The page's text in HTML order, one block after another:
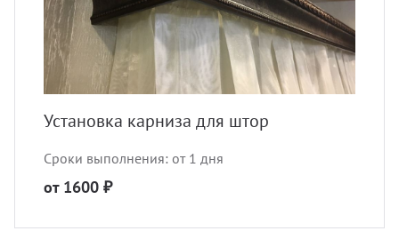
Установка карниза для штор
Сроки выполнения: от 1 дня
от 1600 ₽